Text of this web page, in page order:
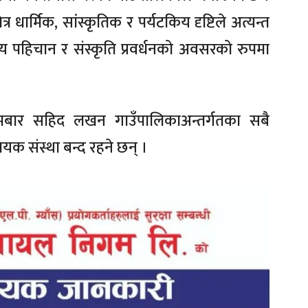
धार्मिक, सांस्कृतिक र पर्यटकिय दृष्टिले अत्यन्त
पहिचान र संस्कृति प्रवर्धनको अवसरको रुपमा
सहिद लखन गाउँपालिकाअन्तर्गतका सबै
संस्था बन्द रहने छन् ।